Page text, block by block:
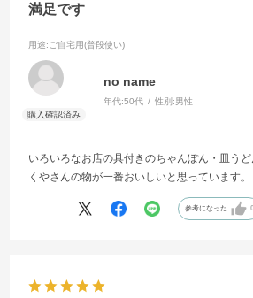
満足です
用途:ご自宅用(普段使い)
no name
年代:50代 性別:男性
いろいろなお店の具付きのちゃんぽん・皿う
くやさんの物が一番おいしいと思っています。
参考になった 0